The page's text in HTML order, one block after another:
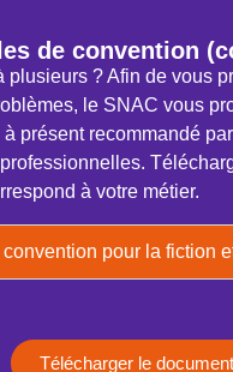
de convention
plusieurs ? Afin de vous
le SNAC vous
présent recommandé
à votre métier.
convention pour la fiction
Télécharger le document